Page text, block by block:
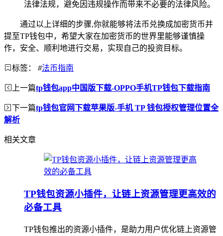
法律法规，避免因违规操作而带来不必要的法律风险。
通过以上详细的步骤,你就能够将法币兑换成加密货币并
提至TP钱包中，希望大家在加密货币的世界里能够谨慎操
作，安全、顺利地进行交易，实现自己的投资目标。
标签： #法币指南
上一篇tp钱包app中国版下载-OPPO手机TP钱包下载指南
下一篇tp钱包官网下载苹果版-手机 TP 钱包授权管理位置全
解析
相关文章
TP钱包资源小插件，让链上资源管理更高效的
必备工具
TP钱包推出的资源小插件，是助力用户优化链上资源管